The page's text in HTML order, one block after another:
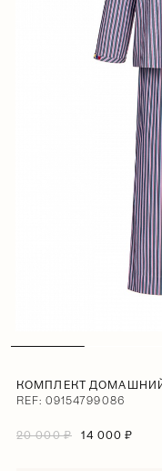
КОМПЛЕКТ
REF: 09154799086
20 000 ₽ 14 000 ₽